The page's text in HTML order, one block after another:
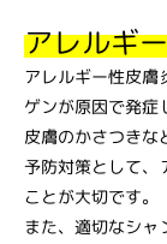
アレルギ
アレルギー性皮膚
ゲンが原因で発症
皮膚のかさつきな
予防対策として、
ことが大切です。
また、適切なシャ